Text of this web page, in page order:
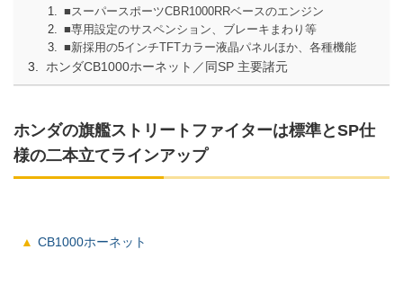
■スーパースポーツCBR1000RRベースのエンジン
■専用設定のサスペンション、ブレーキまわり等
■新採用の5インチTFTカラー液晶パネルほか、各種機能
ホンダCB1000ホーネット／同SP 主要諸元
ホンダの旗艦ストリートファイターは標準とSP仕
様の二本立てラインアップ
CB1000ホーネット